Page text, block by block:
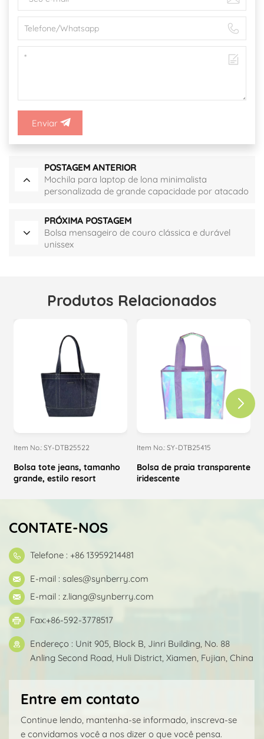
Enviar
POSTAGEM ANTERIOR
Mochila para laptop de lona minimalista
personalizada de grande capacidade por atacado
PRÓXIMA POSTAGEM
Bolsa mensageiro de couro clássica e durável
unissex
Produtos Relacionados
Item No.: SY-DTB25522
Bolsa tote jeans, tamanho
grande, estilo resort
Item No.: SY-DTB25415
Bolsa de praia transparente
iridescente
CONTATE-NOS
Telefone : +86 13959214481
E-mail : sales@synberry.com
E-mail : z.liang@synberry.com
Fax:+86-592-3778517
Endereço : Unit 905, Block B, Jinri Building, No. 88
Anling Second Road, Huli District, Xiamen, Fujian, China
Entre em contato
Continue lendo, mantenha-se informado, inscreva-se
e convidamos você a nos dizer o que você pensa.